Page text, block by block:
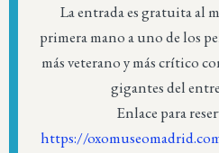
La entrada es gratuita al
primera mano a uno de los
más veterano y más crítico
gigantes del
Enlace para
https://